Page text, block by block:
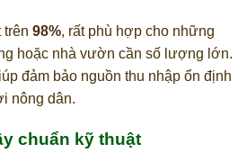
trên 98%, rất phù hợp cho những
hoặc nhà vườn cần số lượng lớn.
đảm bảo nguồn thu nhập ổn định
nông dân.
chuẩn kỹ thuật